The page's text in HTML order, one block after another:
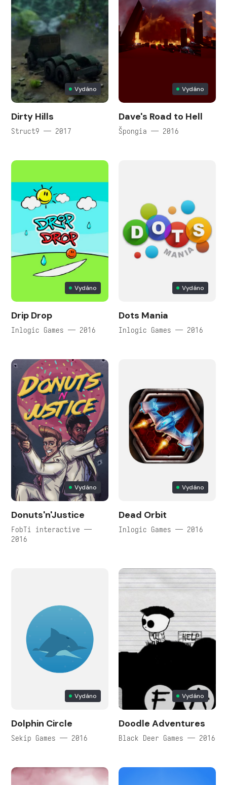
Vydáno
Dirty Hills
Struct9 — 2017
Vydáno
Dave's Road to Hell
Špongia — 2016
Vydáno
Drip Drop
Inlogic Games — 2016
Vydáno
Dots Mania
Inlogic Games — 2016
Vydáno
Donuts'n'Justice
FobTi interactive —
2016
Vydáno
Dead Orbit
Inlogic Games — 2016
Vydáno
Dolphin Circle
Sekip Games — 2016
Vydáno
Doodle Adventures
Black Deer Games — 2016